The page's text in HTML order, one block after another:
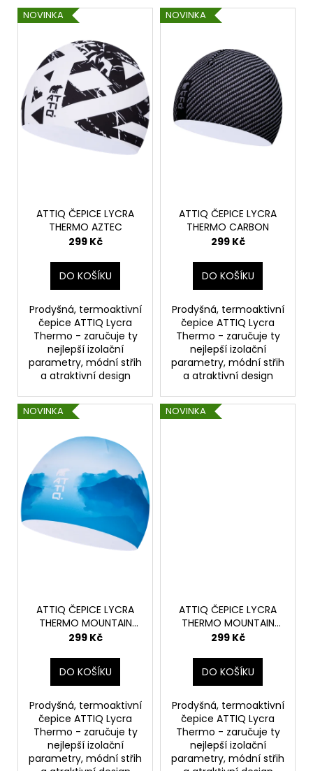
V
ý
p
NOVINKA
ATTIQ ČEPICE LYCRA
THERMO AZTEC
299 Kč
DO KOŠÍKU
Prodyšná, termoaktivní
čepice ATTIQ Lycra
Thermo - zaručuje ty
nejlepší izolační
parametry, módní střih
a atraktivní design
NOVINKA
ATTIQ ČEPICE LYCRA
THERMO CARBON
299 Kč
DO KOŠÍKU
Prodyšná, termoaktivní
čepice ATTIQ Lycra
Thermo - zaručuje ty
nejlepší izolační
parametry, módní střih
a atraktivní design
NOVINKA
ATTIQ ČEPICE LYCRA
THERMO MOUNTAIN
BLUE
299 Kč
DO KOŠÍKU
Prodyšná, termoaktivní
čepice ATTIQ Lycra
Thermo - zaručuje ty
nejlepší izolační
parametry, módní střih
NOVINKA
ATTIQ ČEPICE LYCRA
THERMO MOUNTAIN
GREY
299 Kč
DO KOŠÍKU
Prodyšná, termoaktivní
čepice ATTIQ Lycra
Thermo - zaručuje ty
nejlepší izolační
parametry, módní střih